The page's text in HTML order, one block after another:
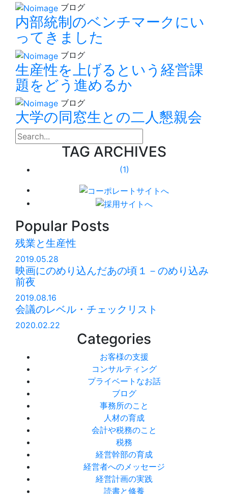
ブログ
内部統制のベンチマークにい
ってきました
ブログ
生産性を上げるという経営課
題をどう進めるか
ブログ
大学の同窓生との二人懇親会
search
TAG ARCHIVES
(1)
Popular Posts
残業と生産性
2019.05.28
映画にのめり込んだあの頃１－のめり込み
前夜
2019.08.16
会議のレベル・チェックリスト
2020.02.22
Categories
お客様の支援
コンサルティング
プライベートなお話
ブログ
事務所のこと
人材の育成
会計や税務のこと
税務
経営幹部の育成
経営者へのメッセージ
経営計画の実践
読書と修養